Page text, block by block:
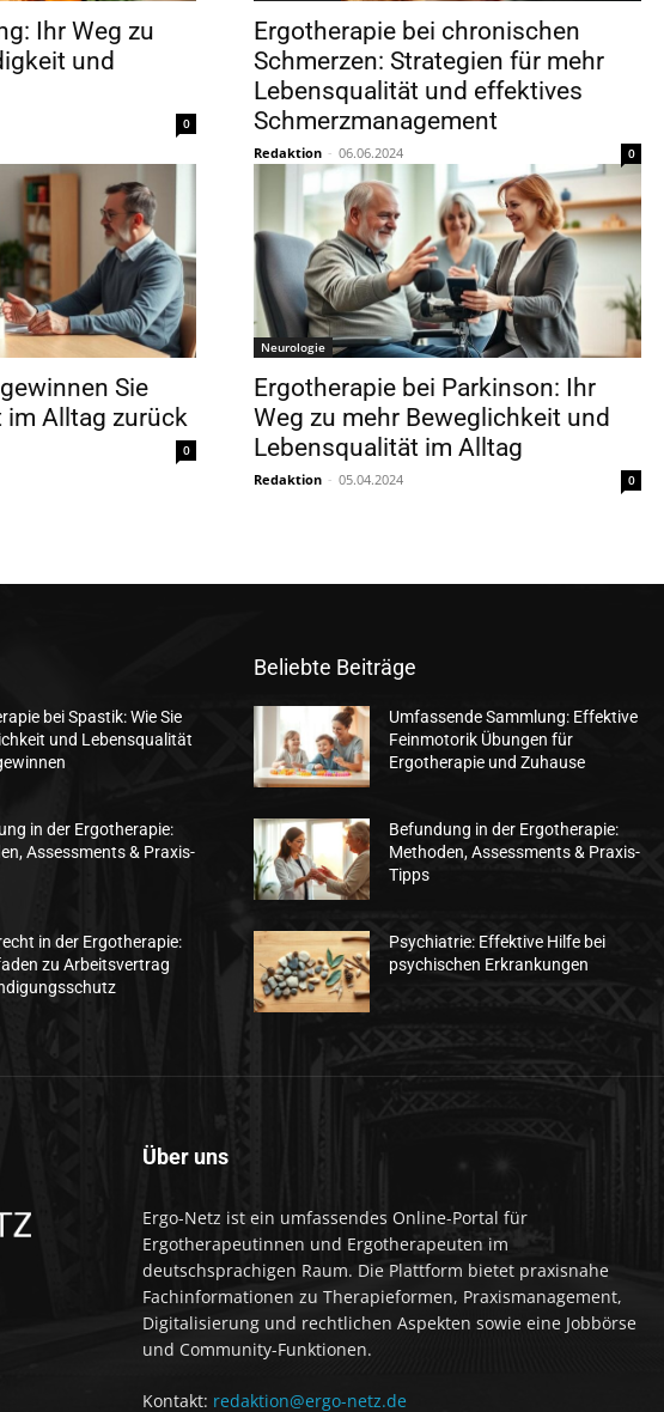
Ihr Weg zu
und
0
Ergotherapie bei chronischen
Schmerzen: Strategien für mehr
Lebensqualität und effektives
Schmerzmanagement
Redaktion - 06.06.2024 0
Sie
Alltag zurück
0
Neurologie
Ergotherapie bei Parkinson: Ihr
Weg zu mehr Beweglichkeit und
Lebensqualität im Alltag
Redaktion - 05.04.2024 0
bei Spastik: Wie Sie
und Lebensqualität
in der Ergotherapie:
Assessments & Praxis-
in der Ergotherapie:
zu Arbeitsvertrag
Beliebte Beiträge
Umfassende Sammlung: Effektive
Feinmotorik Übungen für
Ergotherapie und Zuhause
Befundung in der Ergotherapie:
Methoden, Assessments & Praxis-
Tipps
Psychiatrie: Effektive Hilfe bei
psychischen Erkrankungen
Über uns
Ergo-Netz ist ein umfassendes Online-Portal für
Ergotherapeutinnen und Ergotherapeuten im
deutschsprachigen Raum. Die Plattform bietet praxisnahe
Fachinformationen zu Therapieformen, Praxismanagement,
Digitalisierung und rechtlichen Aspekten sowie eine Jobbörse
und Community-Funktionen.
Kontakt: redaktion@ergo-netz.de